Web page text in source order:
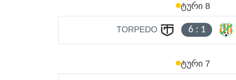
ᲢᲣᲠᲘ 8
TORPEDO 6: 1
ᲢᲣᲠᲘ 7